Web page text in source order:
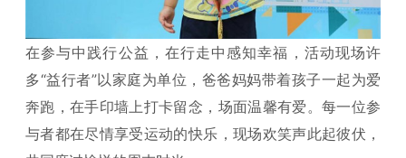
在参与中践行公益，在行走中感知幸福，活动现场许
多“益行者”以家庭为单位，爸爸妈妈带着孩子一起为爱
奔跑，在手印墙上打卡留念，场面温馨有爱。每一位参
与者都在尽情享受运动的快乐，现场欢笑声此起彼伏，